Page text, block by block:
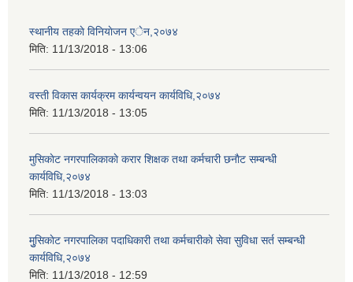
स्थानीय तहकाे विनियाेजन एेन,२०७४
मिति: 11/13/2018 - 13:06
वस्ती विकास कार्यक्रम कार्यन्वयन कार्यविधि,२०७४
मिति: 11/13/2018 - 13:05
मुसिकाेट नगरपालिकाकाे करार शिक्षक तथा कर्मचारी छनाैट सम्बन्धी
कार्यविधि,२०७४
मिति: 11/13/2018 - 13:03
मुुसिकाेट नगरपालिका पदाधिकारी तथा कर्मचारीकाे सेवा सुविधा सर्त सम्बन्धी
कार्यविधि,२०७४
मिति: 11/13/2018 - 12:59